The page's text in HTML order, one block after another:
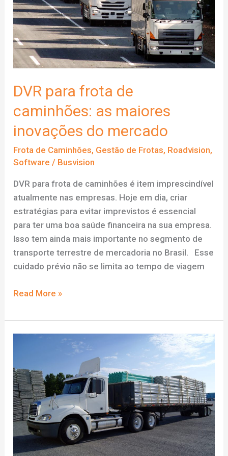
DVR para frota de
caminhões: as maiores
inovações do mercado
Frota de Caminhões, Gestão de Frotas, Roadvision,
Software / Busvision
DVR para frota de caminhões é item imprescindível
atualmente nas empresas. Hoje em dia, criar
estratégias para evitar imprevistos é essencial
para ter uma boa saúde financeira na sua empresa.
Isso tem ainda mais importante no segmento de
transporte terrestre de mercadoria no Brasil. Esse
cuidado prévio não se limita ao tempo de viagem
DVR
frota
de
maiores
inovações
do
mercado
Read More »